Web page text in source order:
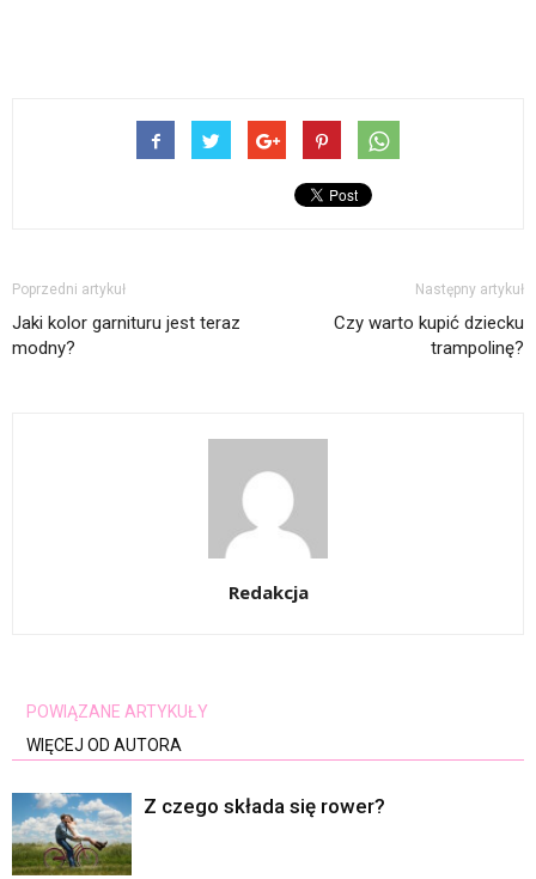
Poprzedni artykuł
Jaki kolor garnituru jest teraz
modny?
Następny artykuł
Czy warto kupić dziecku
trampolinę?
Redakcja
POWIĄZANE ARTYKUŁY
WIĘCEJ OD AUTORA
Z czego składa się rower?